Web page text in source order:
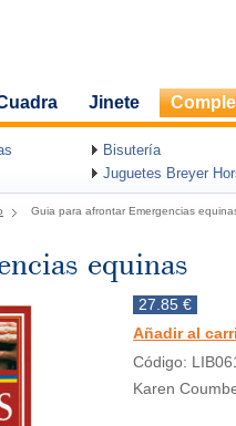
Jinete
Bisutería
Juguetes Breyer
Guia para afrontar Emergencias
equinas
27.85 €
Añadir al
Código:
Karen